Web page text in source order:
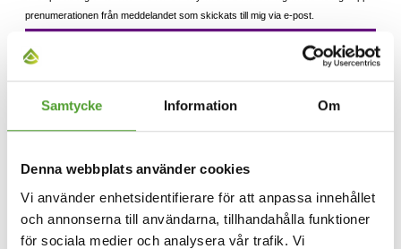
Samtycke Information Om
Denna webbplats använder cookies
Vi använder enhetsidentifierare för att anpassa innehållet
och annonserna till användarna, tillhandahålla funktioner
för sociala medier och analysera vår trafik. Vi